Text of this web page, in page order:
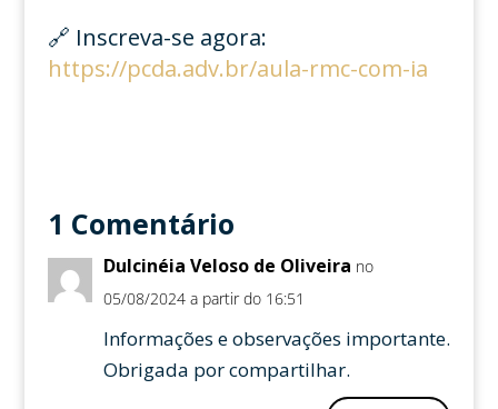
🔗 Inscreva-se agora:
https://pcda.adv.br/aula-rmc-com-ia
1 Comentário
Dulcinéia Veloso de Oliveira no
05/08/2024 a partir do 16:51
Informações e observações importante.
Obrigada por compartilhar.